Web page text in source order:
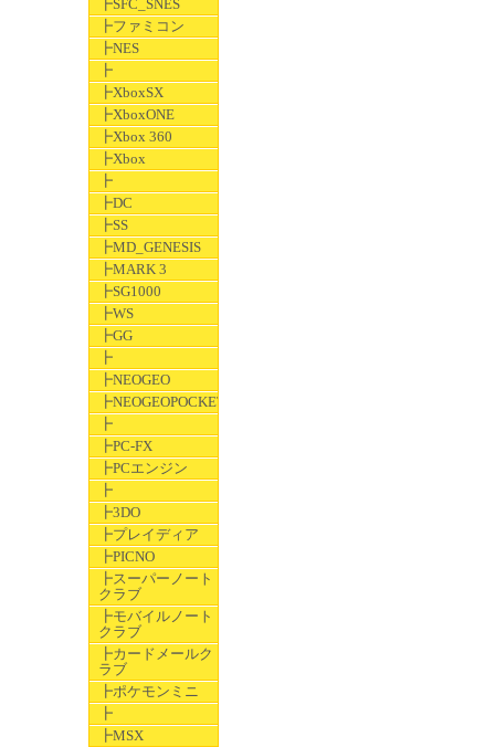
┣SFC_SNES
┣ファミコン
┣NES
┣
┣XboxSX
┣XboxONE
┣Xbox 360
┣Xbox
┣
┣DC
┣SS
┣MD_GENESIS
┣MARK 3
┣SG1000
┣WS
┣GG
┣
┣NEOGEO
┣NEOGEOPOCKET
┣
┣PC-FX
┣PCエンジン
┣
┣3DO
┣プレイディア
┣PICNO
┣スーパーノート
クラブ
┣モバイルノート
クラブ
┣カードメールク
ラブ
┣ポケモンミニ
┣
┣MSX